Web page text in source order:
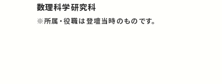
数理科学研究科
※所属・役職は登壇当時のものです。